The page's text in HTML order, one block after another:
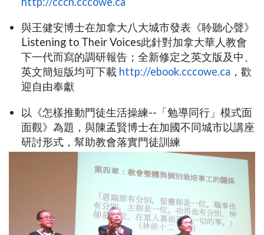
與王健安博士在加拿大八大城市發表《聆聽心聲》
Listening to Their Voices此針對加拿大華人教會
下一代而寫的調研報告；全新修定之英文版及中、
英文簡短版均可下載 http://ebook.cccowe.ca ，歡
迎自由奉獻
以《怎樣推動門徒生活操練--「勉導同行」模式面
面觀》為題，與陳孟賢博士在加國不同城市以講座
研討形式，幫助教會落實門徒訓練